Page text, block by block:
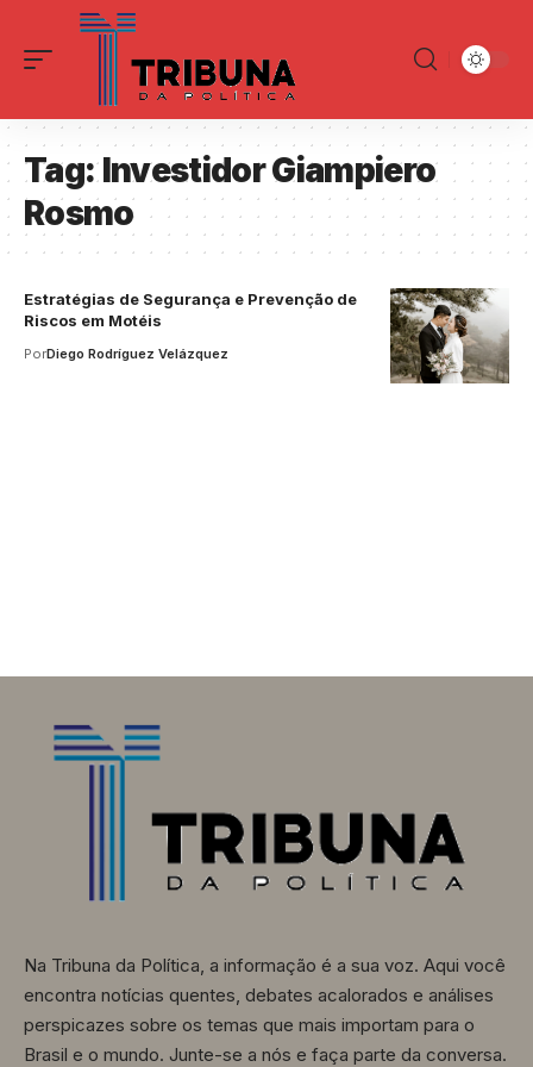
Tag:Investidor Giampiero
Rosmo
Estratégias de Segurança e Prevenção de
Riscos em Motéis
PorDiego Rodríguez Velázquez
Na Tribuna da Política, a informação é a sua voz. Aqui você
encontra notícias quentes, debates acalorados e análises
perspicazes sobre os temas que mais importam para o
Brasil e o mundo. Junte-se a nós e faça parte da conversa.